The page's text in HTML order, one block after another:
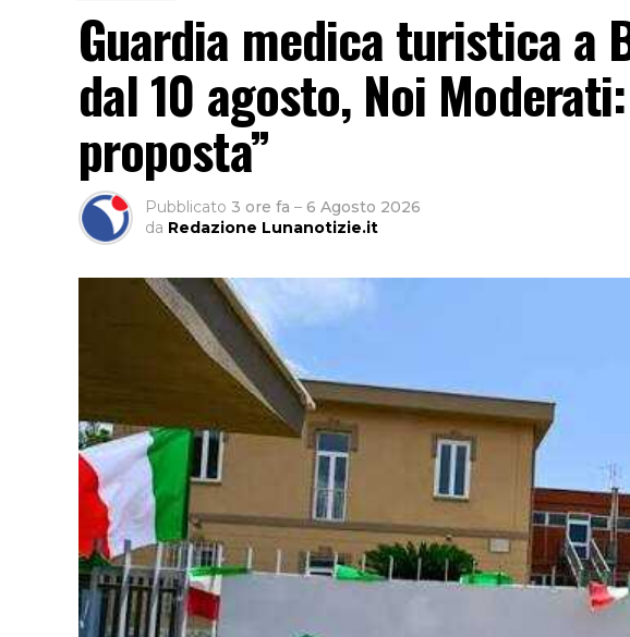
Guardia medica turistica a
dal 10 agosto, Noi
proposta”
Pubblicato 3 ore fa – 6 Agosto 2026
da Redazione Lunanotizie.it